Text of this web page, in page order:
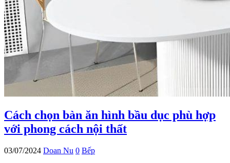
Cách chọn bàn ăn hình bầu dục phù hợp
với phong cách nội thất
03/07/2024 Doan Nu 0 Bếp